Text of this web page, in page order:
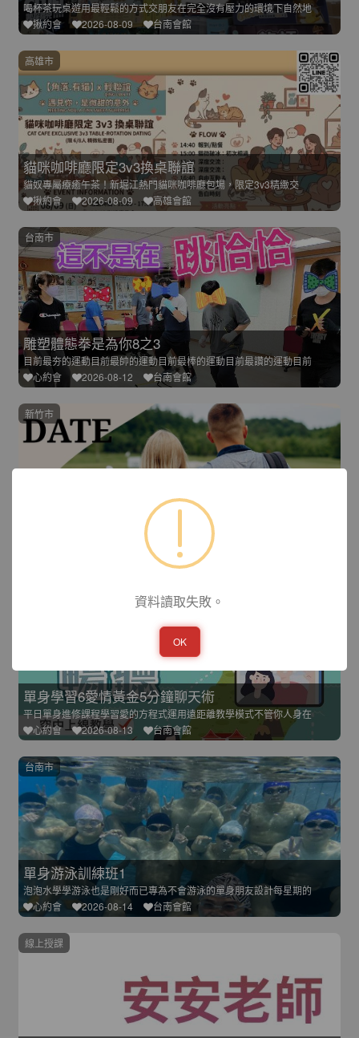
喝杯茶玩桌遊用最輕鬆的方式交朋友在完全沒有壓力的環境下自然地
揪約會
2026-08-09 台南會館
貓咪咖啡廳限定3v3換桌聯誼
貓奴專屬療癒午茶！新堀江熱門貓咪咖啡廳包場，限定3v3精緻交
揪約會
2026-08-09 高雄會館
高雄市
雕塑體態拳是為你8之3
目前最夯的運動目前最帥的運動目前最棒的運動目前最讚的運動目前
心約會
2026-08-12 台南會館
台南市
是EAGLE還是LANGLE
春天會館精心規劃多元主題聯誼活動，結合運動、桌遊、手作、美食
新竹會館
新竹市
單身學習6愛情黃金5分鐘聊天術
平日單身進修課程學習愛的方程式運用遠距離教學模式不管你人身在
心約會
2026-08-13 台南會館
單身游泳訓練班1
泡泡水學學游泳也是剛好而已專為不會游泳的單身朋友設計每星期的
心約會
2026-08-14 台南會館
台南市
線上授課
資料讀取失敗。
OK